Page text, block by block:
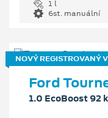
1 l
6st. manuální
NOVÝ REGISTROVANÝ
Ford
1.0 EcoBoost 92